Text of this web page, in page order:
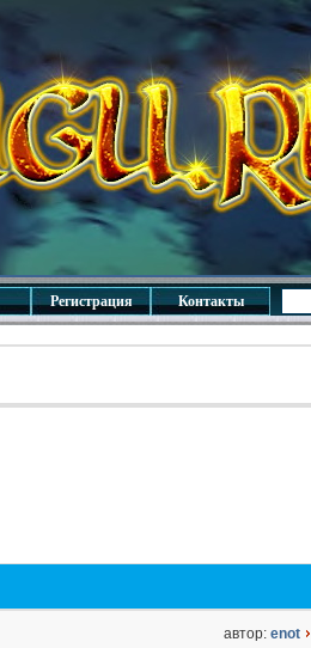
Регистрация Контакты
автор: enot